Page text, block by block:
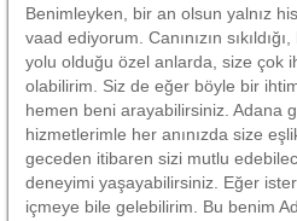
Benimleyken, bir an olsun yalnız
vaad ediyorum. Canınızın
yolu olduğu özel anlarda, size çok
olabilirim. Siz de eğer böyle bir
hemen beni arayabilirsiniz. Adana
hizmetlerimle her anınızda size
geceden itibaren sizi mutlu
deneyimi yaşayabilirsiniz. Eğer
içmeye bile gelebilirim. Bu benim